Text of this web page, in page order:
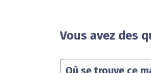
Vous avez des
Où se trouve ce